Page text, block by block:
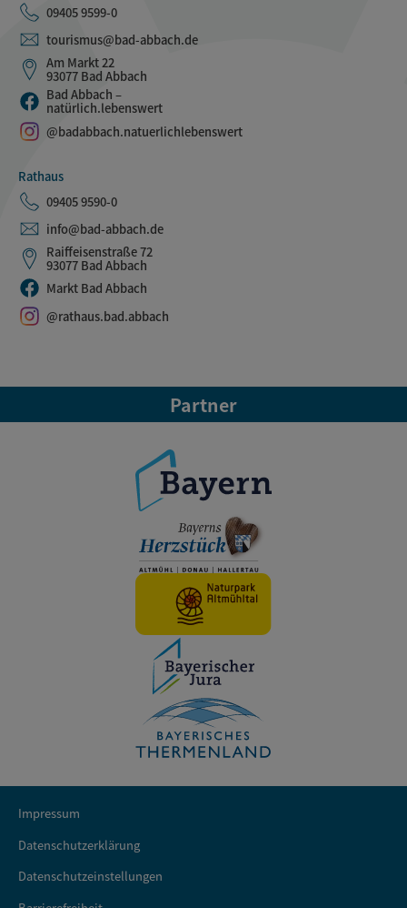
09405 9599-0
tourismus@bad-abbach.de
Am Markt 22
93077 Bad Abbach
Bad Abbach –
natürlich.lebenswert
@badabbach.natuerlichlebenswert
Rathaus
09405 9590-0
info@bad-abbach.de
Raiffeisenstraße 72
93077 Bad Abbach
Markt Bad Abbach
@rathaus.bad.abbach
Partner
Impressum
Datenschutzerklärung
Datenschutzeinstellungen